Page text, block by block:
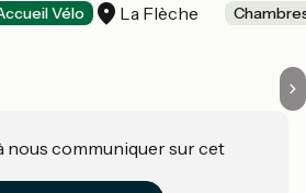
Vélo La Flèche
nous communiquer sur cet